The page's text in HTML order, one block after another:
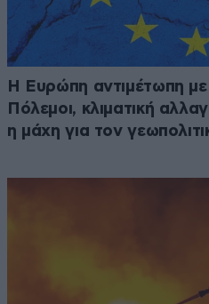
Η Ευρώπη αντιμέτωπη με
Πόλεμοι, κλιματική
η μάχη για τον